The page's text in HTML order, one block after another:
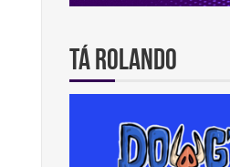
TÁ ROLANDO